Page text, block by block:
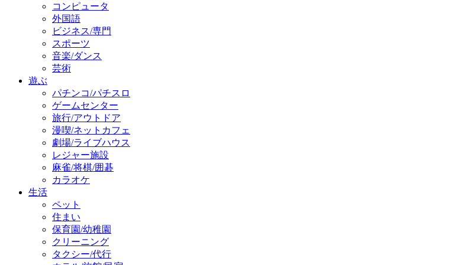
コンピュータ
外国語
ビジネス/専門
スポーツ
音楽/ダンス
芸術
遊ぶ
パチンコ/パチスロ
ゲームセンター
旅行/アウトドア
漫喫/ネットカフェ
劇場/ライブハウス
レジャー施設
麻雀/将棋/囲碁
カラオケ
生活
ペット
住まい
保育園/幼稚園
クリーニング
タクシー/代行